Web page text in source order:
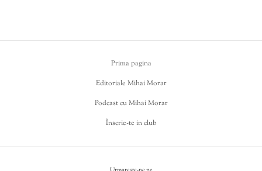
Prima pagina
Editoriale Mihai Morar
Podcast cu Mihai Morar
Înscrie-te in club